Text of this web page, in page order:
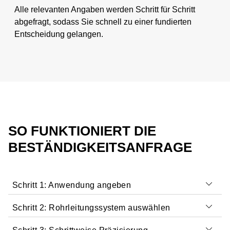
Alle relevanten Angaben werden Schritt für Schritt
abgefragt, sodass Sie schnell zu einer fundierten
Entscheidung gelangen.
SO FUNKTIONIERT DIE
BESTÄNDIGKEITSANFRAGE
Schritt 1: Anwendung angeben
Schritt 2: Rohrleitungssystem auswählen